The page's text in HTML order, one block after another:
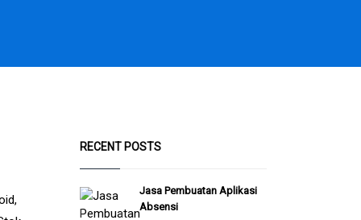
RECENT POSTS
Jasa Pembuatan Aplikasi
Absensi